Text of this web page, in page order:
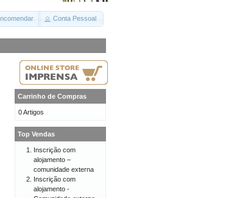
Conta Pessoal
Carrinho de Compras
0 Artigos
Top Vendas
Inscrição com
alojamento –
comunidade externa
Inscrição com
alojamento -